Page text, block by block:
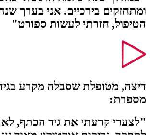
ומתחזקים בירכיים. אני בערך
הטיפול, חזרתי לעשות ספורט"
דיצה, מטופלת שסבלה מקרע
מספרת:
"לצערי קרעתי את גיד הכתף, לא